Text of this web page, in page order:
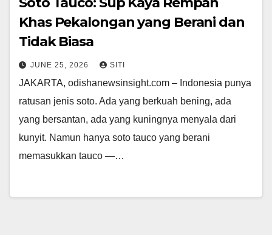
Khas Pekalongan yang Berani dan
Tidak Biasa
JUNE 25, 2026 SITI
JAKARTA, odishanewsinsight.com – Indonesia punya
ratusan jenis soto. Ada yang berkuah bening, ada
yang bersantan, ada yang kuningnya menyala dari
kunyit. Namun hanya soto tauco yang berani
memasukkan tauco —…